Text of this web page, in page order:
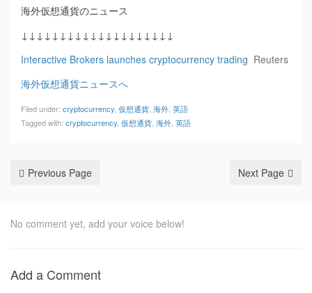
海外仮想通貨のニュース
↓↓↓↓↓↓↓↓↓↓↓↓↓↓↓↓↓↓↓↓
Interactive Brokers launches cryptocurrency trading Reuters
海外仮想通貨ニュースへ
Filed under: cryptocurrency 仮想通貨 海外 英語
Tagged with: cryptocurrency 仮想通貨 海外 英語
Previous Page Next Page
No comment yet, add your voice below!
Add a Comment